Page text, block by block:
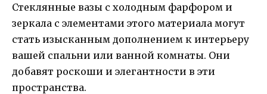
Стеклянные вазы с холодным фарфором и
зеркала с элементами этого материала могут
стать изысканным дополнением к интерьеру
вашей спальни или ванной комнаты. Они
добавят роскоши и элегантности в эти
пространства.